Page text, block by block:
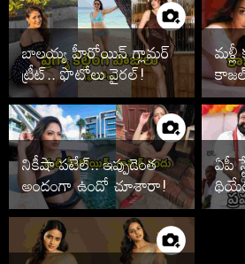
బాలయ్య హీరోయిన్ గ్లామర్
ట్రీట్.. ఫొటోలు వైరల్!
నికీషా పటేల్.. ఇప్పుడెంత
అందంగా ఉందో చూశారా!
ఏపీ